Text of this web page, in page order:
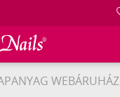
WEBÁRUHÁZ